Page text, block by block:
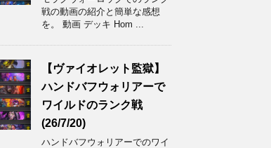
戦の動画の紹介と簡単な感想
を。 動画 デッキ Hom ...
【ヴァイオレット監獄】
ハンドバフウォリアーで
ワイルドのランク戦
(26/7/20)
ハンドバフウォリアーでのワイ